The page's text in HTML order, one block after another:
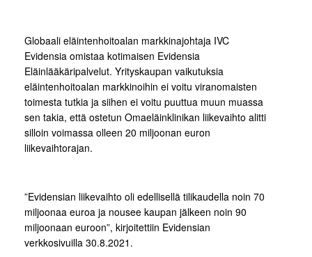
Globaali eläintenhoitoalan markkinajohtaja IVC
Evidensia omistaa kotimaisen Evidensia
Eläinlääkäripalvelut. Yrityskaupan vaikutuksia
eläintenhoitoalan markkinoihin ei voitu viranomaisten
toimesta tutkia ja siihen ei voitu puuttua muun muassa
sen takia, että ostetun Omaeläinklinikan liikevaihto alitti
silloin voimassa olleen 20 miljoonan euron
liikevaihtorajan.
”Evidensian liikevaihto oli edellisellä tilikaudella noin 70
miljoonaa euroa ja nousee kaupan jälkeen noin 90
miljoonaan euroon”, kirjoitettiin Evidensian
verkkosivuilla 30.8.2021.